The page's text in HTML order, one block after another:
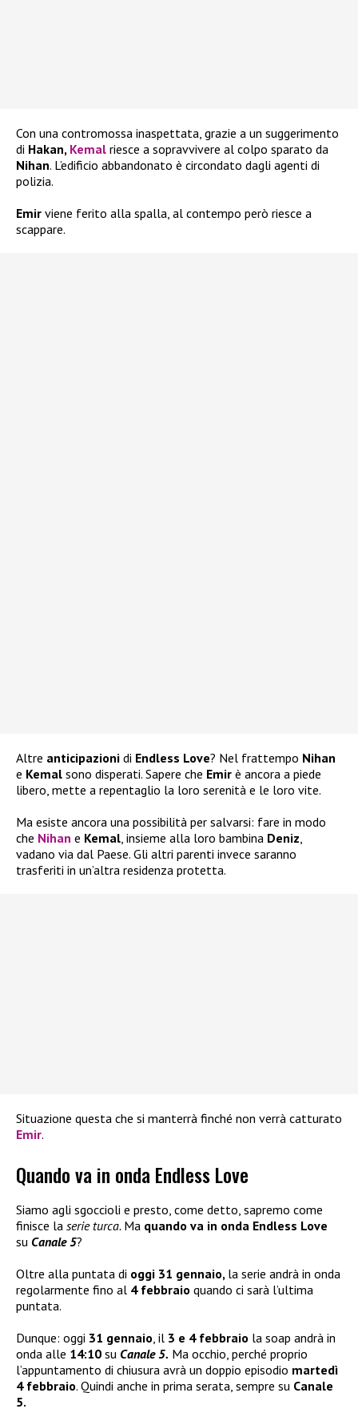
Con una contromossa inaspettata, grazie a un suggerimento
di Hakan, Kemal riesce a sopravvivere al colpo sparato da
Nihan. L’edificio abbandonato è circondato dagli agenti di
polizia.
Emir viene ferito alla spalla, al contempo però riesce a
scappare.
Altre anticipazioni di Endless Love? Nel frattempo Nihan
e Kemal sono disperati. Sapere che Emir è ancora a piede
libero, mette a repentaglio la loro serenità e le loro vite.
Ma esiste ancora una possibilità per salvarsi: fare in modo
che Nihan e Kemal , insieme alla loro bambina Deniz
vadano via dal Paese. Gli altri parenti invece saranno
trasferiti in un’altra residenza protetta.
Situazione questa che si manterrà finché non verrà catturato
Emir.
Quando va in onda Endless Love
Siamo agli sgoccioli e presto, come detto, sapremo come
finisce la serie turca. Ma quando va in onda Endless Love
su Canale 5?
Oltre alla puntata di oggi 31 gennaio, la serie andrà in onda
regolarmente fino al 4 febbraio quando ci sarà l’ultima
puntata.
Dunque: oggi 31 gennaio, il 3 e 4 febbraio la soap andrà in
onda alle 14:10 su Canale 5. Ma occhio, perché proprio
l’appuntamento di chiusura avrà un doppio episodio martedì
4 febbraio. Quindi anche in prima serata, sempre su Canale
5.